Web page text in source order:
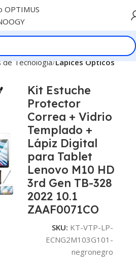
de Tecnologia Lapices Opticos
Kit Estuche
Protector
Correa + Vidrio
Templado +
Lápiz Digital
para Tablet
Lenovo M10 HD
3rd Gen TB-328
2022 10.1
ZAAF0071CO
SKU: KT-VTP-LP-
ECNG2M103G101-
negronegro